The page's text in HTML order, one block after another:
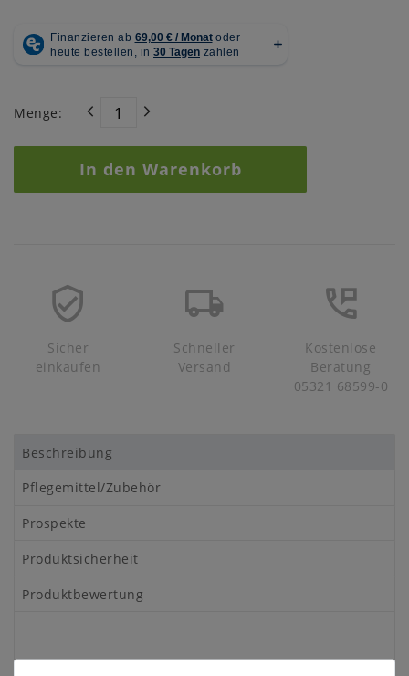
Menge:
In den Warenkorb
Sicher
einkaufen
Schneller
Versand
Kostenlose
Beratung
05321 68599-0
Beschreibung
Pflegemittel/Zubehör
Prospekte
Produktsicherheit
Produktbewertung